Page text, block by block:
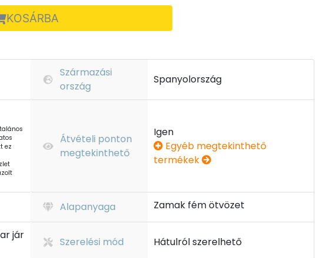
KOSÁRBA
Származási
ország
Spanyolország
ez
Átvételi ponton
megtekinthető
Igen
Egyéb megtekinthető
termékek
Alapanyaga Zamak fém ötvözet
jár
Szerelési mód Hátulról szerelhető